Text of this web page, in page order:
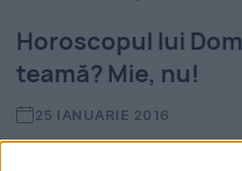
Horoscopul lui
teamă? Mie, nu!
25 IANUARIE 2016